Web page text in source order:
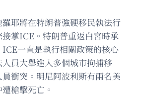
耶將在特朗普強硬移民執法行
掌ICE。特朗普重返白宮時承
一直是執行相關政策的核心
員大舉進入多個城市拘捕移
衝突。明尼阿波利斯有兩名美
槍擊死亡。